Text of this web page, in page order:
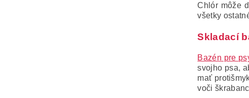
Chlór môže
všetky
Skladací
Bazén pre
svojho psa,
mať
voči